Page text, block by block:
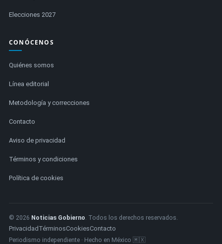
Elecciones 2027
CONÓCENOS
Quiénes somos
Línea editorial
Metodología y correcciones
Contacto
Aviso de privacidad
Términos y condiciones
Política de cookies
© 2026 Noticias Gobierno . Todos los derechos reservados.
PrivacidadTérminosCookiesContacto
Periodismo independiente · Hecho en México 🇲🇽